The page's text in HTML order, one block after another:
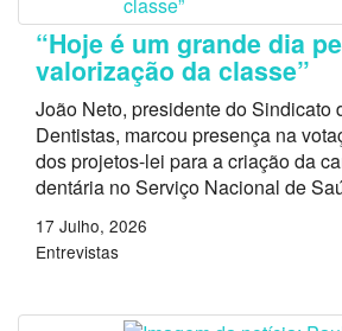
“Hoje é um grande dia
valorização da classe”
João Neto, presidente do Sindicato
Dentistas, marcou presença na
dos projetos-lei para a criação da
dentária no Serviço Nacional de
17 Julho, 2026
Entrevistas